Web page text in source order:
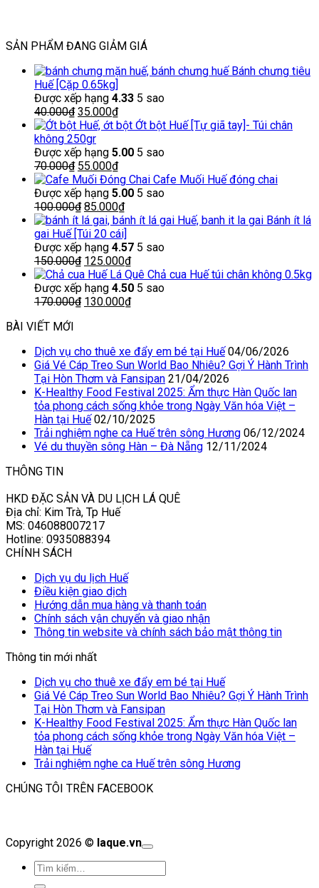
SẢN PHẨM ĐANG GIẢM GIÁ
Bánh chưng tiêu
Huế [Cặp 0.65kg]
Được xếp hạng 4.33 5 sao
40.000₫ Giá
gốc
là:
40.000₫.
35.000₫Giá
hiện
là:
35.000₫.
Ớt bột Huế [Tự giã tay]- Túi chân
không 250gr
Được xếp hạng 5.00 5 sao
70.000₫ Giá
gốc
là:
70.000₫.
55.000₫Giá
hiện
tại
là:
55.000₫.
Cafe Muối Huế đóng chai
Được xếp hạng 5.00 5 sao
100.000₫ Giá
gốc
là:
100.000₫.
85.000₫Giá
hiện
tại
là:
85.000₫.
Bánh ít lá
gai Huế [Túi 20 cái]
Được xếp hạng 4.57 5 sao
150.000₫ Giá
gốc
là:
150.000₫.
125.000₫Giá
hiện
tại
là:
Chả cua Huế túi chân không 0.5kg
Được xếp hạng 4.50 5 sao
170.000₫ Giá
130.000₫Giá
130.000₫.
BÀI VIẾT MỚI
Dịch vụ cho thuê xe đẩy em bé tại Huế 04/06/2026
Giá Vé Cáp Treo Sun World Bao Nhiêu? Gợi Ý Hành Trình
Tại Hòn Thơm và Fansipan 21/04/2026
K-Healthy Food Festival 2025: Ẩm thực Hàn Quốc lan
tỏa phong cách sống khỏe trong Ngày Văn hóa Việt –
Hàn tại Huế 02/10/2025
Trải nghiệm nghe ca Huế trên sông Hương 06/12/2024
Vé du thuyền sông Hàn – Đà Nẵng 12/11/2024
THÔNG TIN
HKD ĐẶC SẢN VÀ DU LỊCH LÁ QUÊ
Địa chỉ: Kim Trà, Tp Huế
MS: 046088007217
Hotline: 0935088394
CHÍNH SÁCH
Dịch vụ du lịch Huế
Điều kiện giao dịch
Hướng dẫn mua hàng và thanh toán
Chính sách vận chuyển và giao nhận
Thông tin website và chính sách bảo mật thông tin
Thông tin mới nhất
Dịch vụ cho thuê xe đẩy em bé tại Huế
Giá Vé Cáp Treo Sun World Bao Nhiêu? Gợi Ý Hành Trình
Tại Hòn Thơm và Fansipan
K-Healthy Food Festival 2025: Ẩm thực Hàn Quốc lan
tỏa phong cách sống khỏe trong Ngày Văn hóa Việt –
Hàn tại Huế
Trải nghiệm nghe ca Huế trên sông Hương
CHÚNG TÔI TRÊN FACEBOOK
Copyright 2026 © laque.vn
Tìm
kiếm: